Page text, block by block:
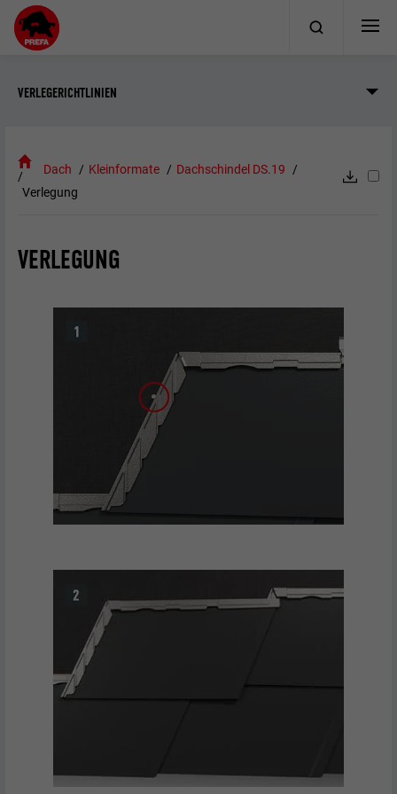
VERLEGERICHTLINIEN
Dach Kleinformate
Dachschindel DS.19
Verlegung
VERLEGUNG